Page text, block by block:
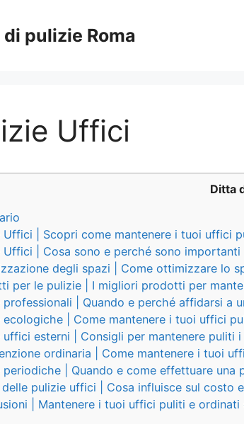
pulizie Roma
Uffici
Ditta
Uffici | Scopri come mantenere i tuoi uffici
Uffici | Cosa sono e perché sono importanti
degli spazi | Come ottimizzare lo
per le pulizie | I migliori prodotti per
professionali | Quando e perché affidarsi a
ecologiche | Come mantenere i tuoi uffici
uffici esterni | Consigli per mantenere puliti
ordinaria | Come mantenere i tuoi
periodiche | Quando e come effettuare
delle pulizie uffici | Cosa influisce sul costo
| Mantenere i tuoi uffici puliti e